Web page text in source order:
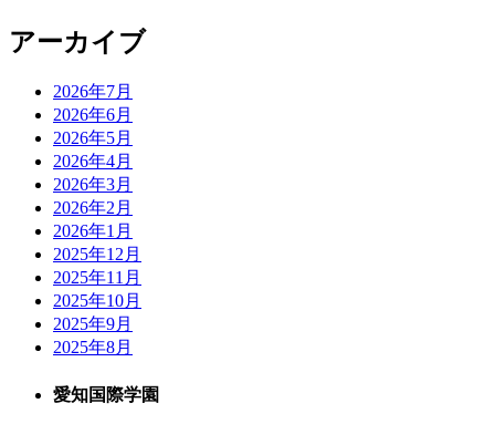
アーカイブ
2026年7月
2026年6月
2026年5月
2026年4月
2026年3月
2026年2月
2026年1月
2025年12月
2025年11月
2025年10月
2025年9月
2025年8月
愛知国際学園